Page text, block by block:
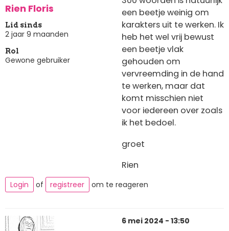
Rien Floris
Lid sinds
2 jaar 9 maanden
Rol
Gewone gebruiker
een beetje weinig om
karakters uit te werken. Ik
heb het wel vrij bewust
een beetje vlak
gehouden om
vervreemding in de hand
te werken, maar dat
komt misschien niet
voor iedereen over zoals
ik het bedoel.
groet
Rien
Login of registreer om te reageren
6 mei 2024 - 13:50